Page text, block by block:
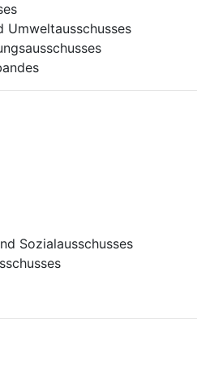
Umweltausschusses
Sozialausschusses